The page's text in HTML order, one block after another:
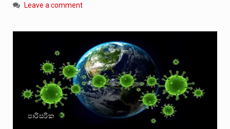
Leave a comment
පාරිසරික